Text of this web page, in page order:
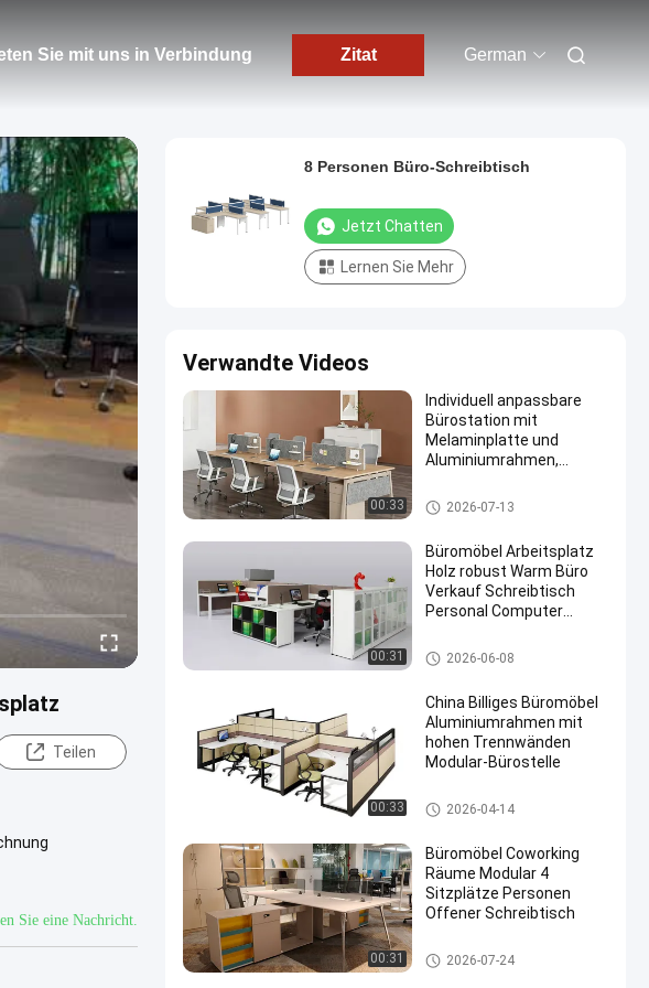
Sie mit uns in Verbindung Zitat German
Teilen
Sie eine Nachricht.
8 Personen Büro-Schreibtisch
Jetzt Chatten
Lernen Sie Mehr
Verwandte Videos
00:33
Individuell anpassbare
Bürostation mit
Melaminplatte und
Aluminiumrahmen,
Büroarbeitsplätze
2026-07-13
00:31
Büromöbel Arbeitsplatz
Holz robust Warm Büro
Verkauf Schreibtisch
Personal Computer
Büroarbeitsplätze
2026-06-08
00:33
China Billiges Büromöbel
Aluminiumrahmen mit
hohen Trennwänden
Modular-Bürostelle
Büroarbeitsplätze
2026-04-14
00:31
Büromöbel Coworking
Räume Modular 4
Sitzplätze Personen
Offener Schreibtisch
Büroarbeitsplätze
2026-07-24